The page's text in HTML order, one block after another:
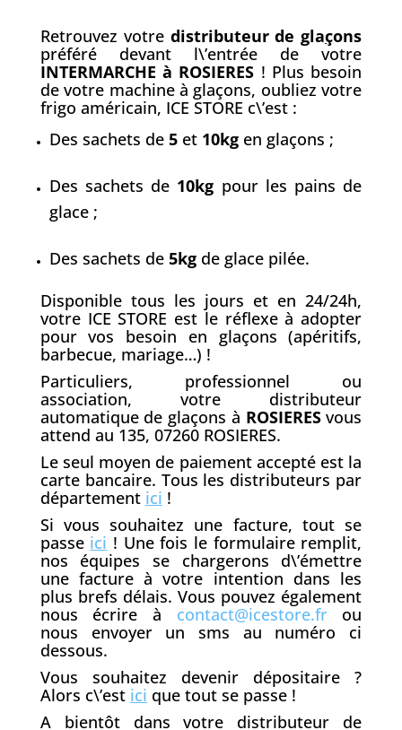
Retrouvez votre distributeur de glaçons
préféré devant l\’entrée de votre
INTERMARCHE à ROSIERES ! Plus besoin
de votre machine à glaçons, oubliez votre
frigo américain, ICE STORE c\’est :
Des sachets de 5et 10kgen glaçons ;
Des sachets de 10kg pour les pains de
glace ;
Des sachets de 5kgde glace pilée.
Disponible tous les jours et en 24/24h,
votre ICE STORE est le réflexe à adopter
pour vos besoin en glaçons (apéritifs,
barbecue, mariage…) !
Particuliers, professionnel ou
association, votre distributeur
automatique de glaçons à ROSIERESvous
attend au 135, 07260 ROSIERES.
Le seul moyen de paiement accepté est la
carte bancaire. Tous les distributeurs par
département ici !
Si vous souhaitez une facture, tout se
passe ici ! Une fois le formulaire remplit,
nos équipes se chargerons d\’émettre
une facture à votre intention dans les
plus brefs délais. Vous pouvez également
nous écrire à contact@icestore.frou
nous envoyer un sms au numéro ci
dessous.
Vous souhaitez devenir dépositaire ?
Alors c\’est ici que tout se passe !
A bientôt dans votre distributeur de